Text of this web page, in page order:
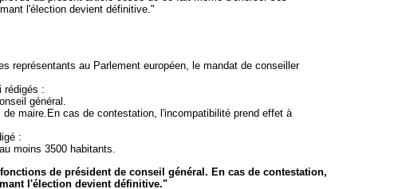
l'élection devient définitive."
représentants au Parlement européen, le mandat de conseiller
rédigés :
général.
maire.En cas de contestation, l'incompatibilité prend effet à
:
moins 3500 habitants.
de président de conseil général. En cas de contestation,
l'élection devient définitive."